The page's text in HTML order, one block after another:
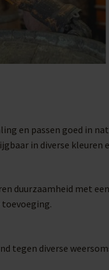
en passen goed in
in diverse kleuren
duurzaamheid met
diverse